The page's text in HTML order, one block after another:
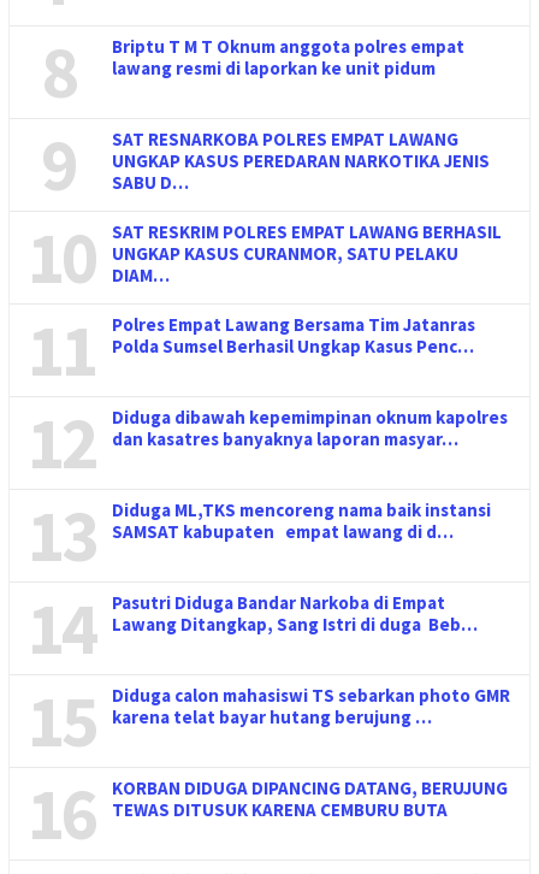
8
Briptu T M T Oknum anggota polres empat
lawang resmi di laporkan ke unit pidum
9
SAT RESNARKOBA POLRES EMPAT LAWANG
UNGKAP KASUS PEREDARAN NARKOTIKA JENIS
SABU D…
10
SAT RESKRIM POLRES EMPAT LAWANG BERHASIL
UNGKAP KASUS CURANMOR, SATU PELAKU
DIAM…
11
Polres Empat Lawang Bersama Tim Jatanras
Polda Sumsel Berhasil Ungkap Kasus Penc…
12
Diduga dibawah kepemimpinan oknum kapolres
dan kasatres banyaknya laporan masyar…
13
Diduga ML,TKS mencoreng nama baik instansi
SAMSAT kabupaten empat lawang di d…
14
Pasutri Diduga Bandar Narkoba di Empat
Lawang Ditangkap, Sang Istri di duga Beb…
15
Diduga calon mahasiswi TS sebarkan photo GMR
karena telat bayar hutang berujung …
16
KORBAN DIDUGA DIPANCING DATANG, BERUJUNG
TEWAS DITUSUK KARENA CEMBURU BUTA